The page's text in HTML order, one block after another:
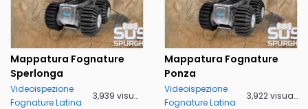
Mappatura Fognature
Sperlonga
Videoispezione
Fognature Latina
3,939 visualizzazioni
Mappatura Fognature
Ponza
Videoispezione
Fognature Latina
3,922 visualizzazioni